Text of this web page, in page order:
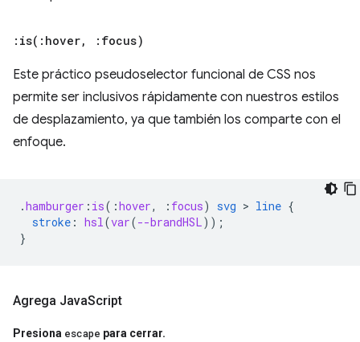
: is( :hover, :focus)
Este práctico pseudoselector funcional de CSS nos
permite ser inclusivos rápidamente con nuestros estilos
de desplazamiento, ya que también los comparte con el
enfoque.
.hamburger : is( :hover, : focus) svg > line {
stroke : hsl(var(--brandHSL));
}
Agrega JavaScript
Presiona escape para cerrar.